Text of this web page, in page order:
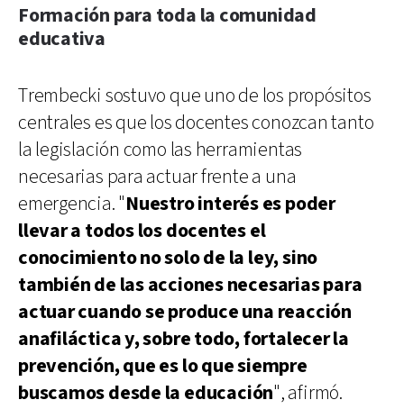
Formación para toda la comunidad
educativa
Trembecki sostuvo que uno de los propósitos
centrales es que los docentes conozcan tanto
la legislación como las herramientas
necesarias para actuar frente a una
emergencia. "Nuestro interés es poder
llevar a todos los docentes el
conocimiento no solo de la ley, sino
también de las acciones necesarias para
actuar cuando se produce una reacción
anafiláctica y, sobre todo, fortalecer la
prevención, que es lo que siempre
buscamos desde la educación", afirmó.